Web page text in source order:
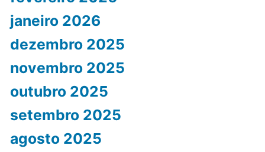
janeiro 2026
dezembro 2025
novembro 2025
outubro 2025
setembro 2025
agosto 2025